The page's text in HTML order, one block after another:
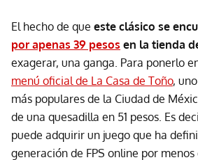
El hecho de que este clásico se
por apenas 39 pesos en la tienda
exagerar, una ganga. Para ponerlo
menú oficial de La Casa de Toño,
más populares de la Ciudad de
de una quesadilla en 51 pesos. Es
puede adquirir un juego que ha
generación de FPS online por